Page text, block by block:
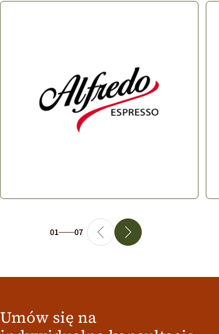
Rynek dań na wynos, Automaty
pełnych i delikatnych po aromatyczne i
intensywne. Pod aksamitną, delikatną cremą
01 07
Umów się na